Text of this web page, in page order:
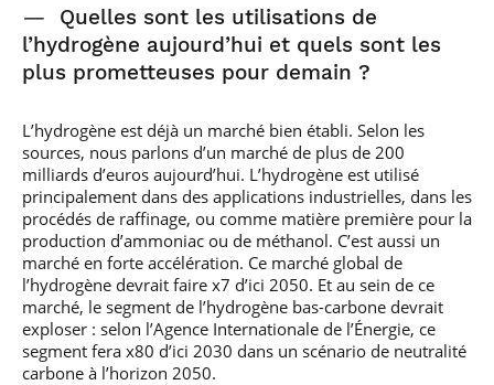
—
Quelles sont les utilisations de
l’hydrogène aujourd’hui et quels sont les
plus prometteuses pour demain ?
L’hydrogène est déjà un marché bien établi. Selon les
sources, nous parlons d’un marché de plus de 200
milliards d’euros aujourd’hui. L’hydrogène est utilisé
principalement dans des applications industrielles, dans les
procédés de raffinage, ou comme matière première pour la
production d’ammoniac ou de méthanol. C’est aussi un
marché en forte accélération. Ce marché global de
l’hydrogène devrait faire x7 d’ici 2050. Et au sein de ce
marché, le segment de l’hydrogène bas-carbone devrait
exploser : selon l’Agence Internationale de l’Énergie, ce
segment fera x80 d’ici 2030 dans un scénario de neutralité
carbone à l’horizon 2050.